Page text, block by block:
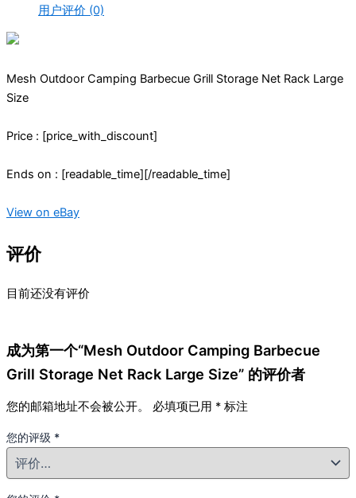
用户评价 (0)
Mesh Outdoor Camping Barbecue Grill Storage Net Rack Large
Size
Price : [price_with_discount]
Ends on : [readable_time][/readable_time]
View on eBay
评价
目前还没有评价
成为第一个“Mesh Outdoor Camping Barbecue
Grill Storage Net Rack Large Size” 的评价者
您的邮箱地址不会被公开。 必填项已用 * 标注
您的评级 *